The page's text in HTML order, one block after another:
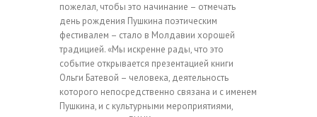
пожелал, чтобы это начинание – отмечать
день рождения Пушкина поэтическим
фестивалем – стало в Молдавии хорошей
традицией. «Мы искренне рады, что это
событие открывается презентацией книги
Ольги Батевой – человека, деятельность
которого непосредственно связана и с именем
Пушкина, и с культурными мероприятиями,